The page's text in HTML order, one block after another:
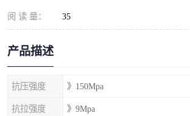
阅 读 量： 35
产品描述
抗压强度 》150Mpa
抗拉强度 》9Mpa